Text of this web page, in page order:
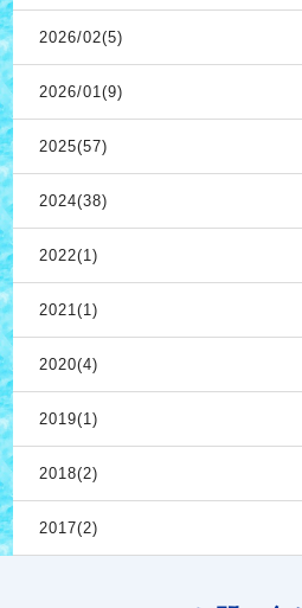
2026/02(5)
2026/01(9)
2025(57)
2024(38)
2022(1)
2021(1)
2020(4)
2019(1)
2018(2)
2017(2)